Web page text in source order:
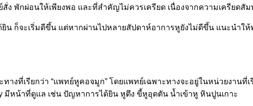
พักผ่อนให้เพียงพอ และที่สำคัญไม่ควรเครียด เนื่องจากความเครียดสั
น ก็จะเริ่มดีขึ้น แต่หากผ่านไปหลายสัปดาห์อาการหูยังไม่ดีขึ้น แนะนำใ
ที่เรียกว่า “แพทย์หูคอจมูก” โดยแพทย์เฉพาะทางจะอยู่ในหน่วยงานที่
มีหน้าที่ดูแล เช่น ปัญหาการได้ยิน หูตึง ขี้หูอุดตัน น้ำเข้าหู หินปูนเกาะ